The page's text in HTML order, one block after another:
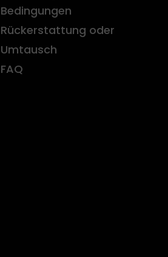
Bedingungen
Rückerstattung oder
Umtausch
FAQ